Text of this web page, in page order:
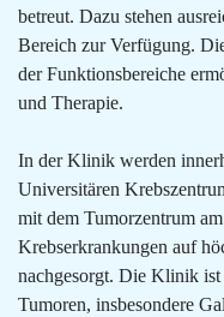
betreut. Dazu stehen
Bereich zur Verfügung.
der Funktionsbereiche
und Therapie.
In der Klinik werden
Universitären
mit dem Tumorzentrum
Krebserkrankungen auf
nachgesorgt. Die Klinik ist
Tumoren, insbesondere